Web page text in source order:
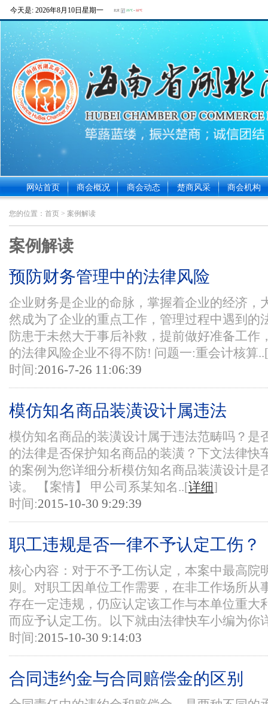
今天是: 2026年8月10日星期一
网站首页 商会概况 商会动态 楚商风采 商会机构
您的位置： 首页 > 案例解读
案例解读
预防财务管理中的法律风险
企业财务是企业的命脉，掌握着企业的经济，
然成为了企业的重点工作，管理过程中遇到的
防患于未然大于事后补救，提前做好准备工作
的法律风险企业不得不防! 问题一:重会计核算..[
时间:2016-7-26 11:06:39
模仿知名商品装潢设计属违法
模仿知名商品的装潢设计属于违法范畴吗？是
的法律是否保护知名商品的装潢？下文法律快
的案例为您详细分析模仿知名商品装潢设计是
读。 【案情】 甲公司系某知名..[详细]
时间:2015-10-30 9:29:39
职工违规是否一律不予认定工伤？
核心内容：对于不予工伤认定，本案中最高院
则。对职工因单位工作需要，在非工作场所从
存在一定违规，仍应认定该工作与本单位重大
而应予认定工伤。以下就由法律快车小编为你
时间:2015-10-30 9:14:03
合同违约金与合同赔偿金的区别